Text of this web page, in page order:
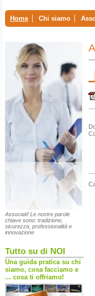
Home Chi siamo
Associati! Le nostre parole
chiave sono: tradizione,
sicurezza, professionalità e
innovazione
Tutto su di NOI
Una guida pratica su chi
siamo, cosa facciamo e
... cosa ti offriamo!